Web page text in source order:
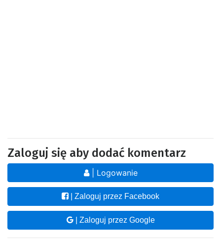
Zaloguj się aby dodać komentarz
| Logowanie
| Zaloguj przez Facebook
| Zaloguj przez Google